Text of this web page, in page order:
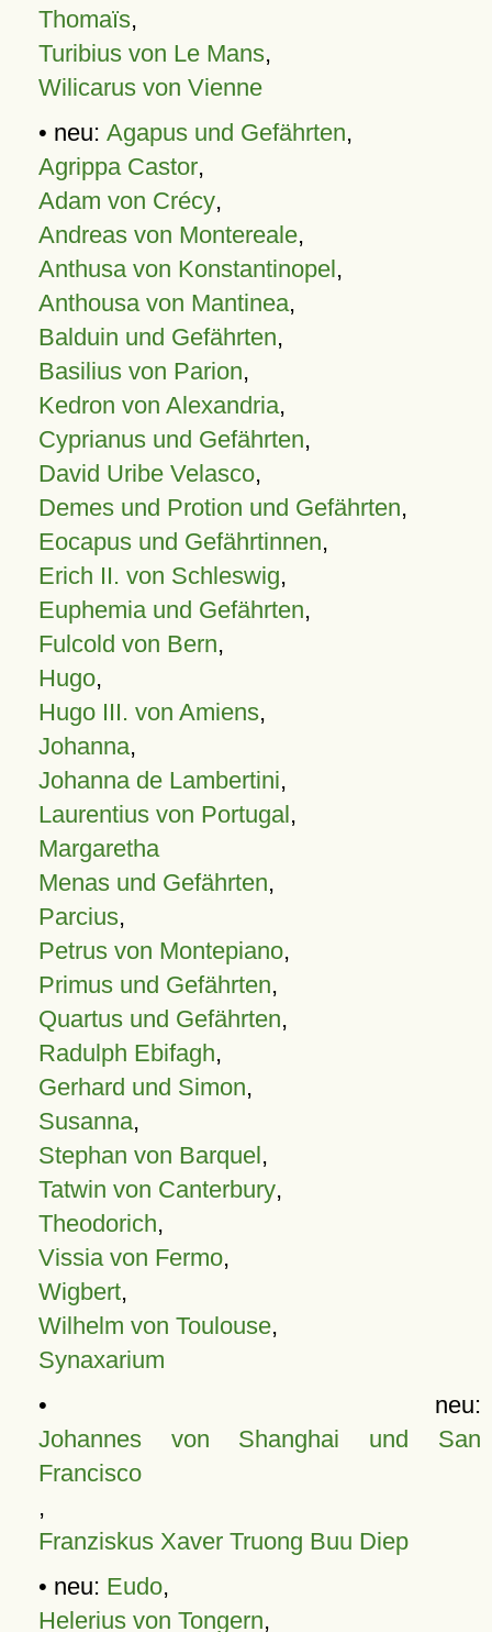
Thomaïs,
Turibius von Le Mans,
Wilicarus von Vienne
• neu: Agapus und Gefährten,
Agrippa Castor,
Adam von Crécy,
Andreas von Montereale,
Anthusa von Konstantinopel,
Anthousa von Mantinea,
Balduin und Gefährten,
Basilius von Parion,
Kedron von Alexandria,
Cyprianus und Gefährten,
David Uribe Velasco,
Demes und Protion und Gefährten,
Eocapus und Gefährtinnen,
Erich II. von Schleswig,
Euphemia und Gefährten,
Fulcold von Bern,
Hugo,
Hugo III. von Amiens,
Johanna,
Johanna de Lambertini,
Laurentius von Portugal,
Margaretha
Menas und Gefährten,
Parcius,
Petrus von Montepiano,
Primus und Gefährten,
Quartus und Gefährten,
Radulph Ebifagh,
Gerhard und Simon,
Susanna,
Stephan von Barquel,
Tatwin von Canterbury,
Theodorich,
Vissia von Fermo,
Wigbert,
Wilhelm von Toulouse,
Synaxarium
• neu:
Johannes von Shanghai und San
Francisco
,
Franziskus Xaver Truong Buu Diep
• neu: Eudo,
Helerius von Tongern,